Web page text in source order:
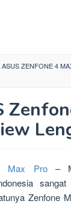
ASUS ZENFONE 4
Max Pro–
sangat
Zenfone